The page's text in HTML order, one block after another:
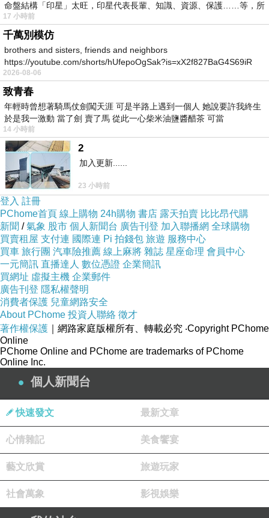
命盤結構「印星」太旺，印星代表長輩、知識、資源、保護……等，所
17 小時前
千萬別模仿
brothers and sisters, friends and neighbors
https://youtube.com/shorts/hUfepoOgSak?is=xX2f827BaG4S69iR
https
2026-08-06
致青春
年輕時曾想著騎馬仗劍闖天涯 可是半路上遇到一個人 她說要許我終生
於是我一激動 當了劍 賣了馬 從此一心柴米油鹽醬醋茶 可當
14 小時前
2
加入更新......
23 小時前
登入 註冊
PChome首頁 線上購物 24h購物 書店 露天拍賣 比比昂代購
新聞 /氣象 股市 個人新聞台 廣告刊登 加入聯播網 全球購物
買賣租屋 支付連 國際連 Pi 拍錢包 旅遊 服務中心
買車 旅行團 汽車險推薦 線上麻將 雜誌 星座命理 會員中心
一元簡訊 直播達人 數位憑證 企業簡訊
買網址 虛擬主機 企業郵件
廣告刊登 隱私權聲明
消費者保護 兒童網路安全
About PChome 投資人聯絡 徵才
著作權保護 ｜網路家庭版權所有、轉載必究 ‧Copyright PChome
Online
PChome Online and PChome are trademarks of PChome
Online Inc.
個人新聞台
快速發文 最新文章
心情雜記 美食饗宴
藝文欣賞 旅遊玩家
社會萬象 影視娛樂